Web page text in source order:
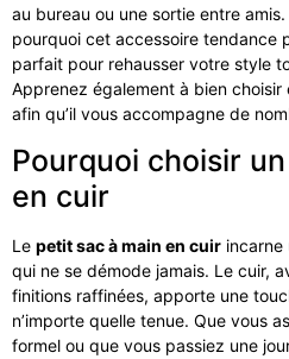
au bureau ou une sortie entre
pourquoi cet accessoire tendance
parfait pour rehausser votre style
Apprenez également à bien
afin qu’il vous accompagne de
Pourquoi choisir
en cuir
Le petit sac à main en cuir incarne
qui ne se démode jamais. Le cuir,
finitions raffinées, apporte une
n’importe quelle tenue. Que vous
formel ou que vous passiez une